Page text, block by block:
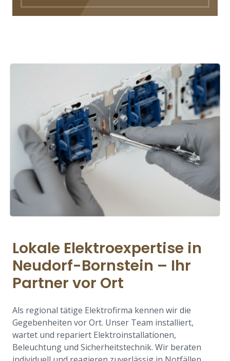
Lokale Elektroexpertise in
Neudorf-Bornstein – Ihr
Partner vor Ort
Als regional tätige Elektrofirma kennen wir die
Gegebenheiten vor Ort. Unser Team installiert,
wartet und repariert Elektroinstallationen,
Beleuchtung und Sicherheitstechnik. Wir beraten